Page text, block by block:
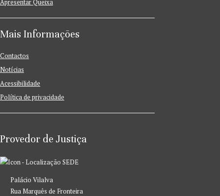
Apresentar Queixa
Mais Informações
Contactos
Notícias
Acessibilidade
Política de privacidade
Provedor de Justiça
SEDE
Palácio Vilalva
Rua Marquês de Fronteira